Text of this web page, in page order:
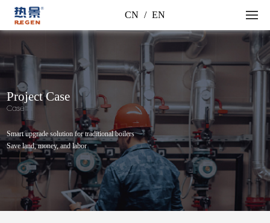
CN / EN
Project Case
Case
Smart upgrade solution for traditional boilers
Save land, money, and labor